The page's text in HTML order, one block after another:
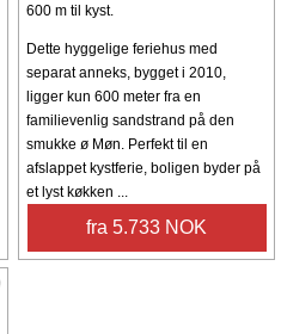
600 m til kyst.
Dette hyggelige feriehus med
separat anneks, bygget i 2010,
ligger kun 600 meter fra en
familievenlig sandstrand på den
smukke ø Møn. Perfekt til en
afslappet kystferie, boligen byder på
et lyst køkken ...
fra 5.733 NOK